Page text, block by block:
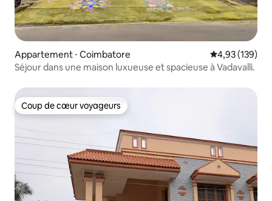
Appartement ⋅ Coimbatore Évaluation
4,93 (139)
Séjour dans une maison luxueuse et spacieuse à Vadavalli.
Coup de cœur voyageurs
Coup de cœur voyageurs